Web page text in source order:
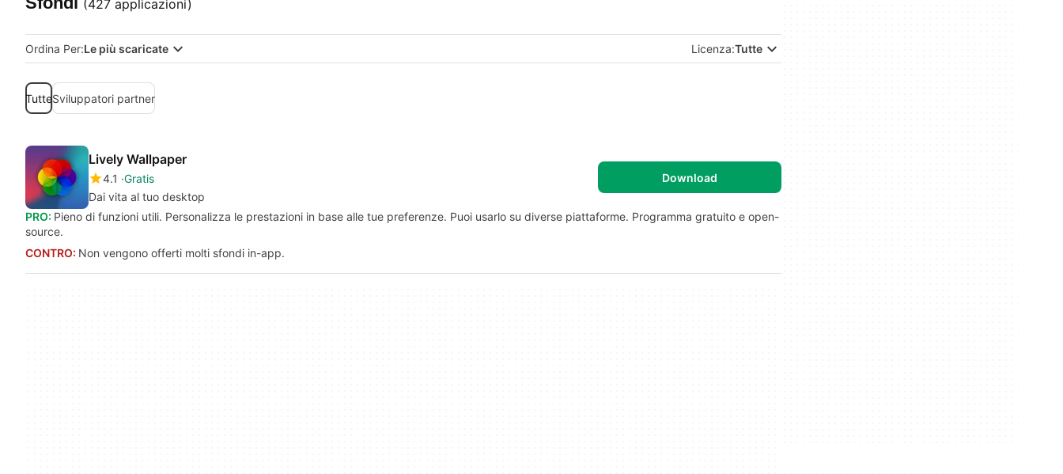
(427 applicazioni)
Ordina Per:Le più scaricate Licenza:Tutte
TutteSviluppatori partner
Lively Wallpaper
4.1 Gratis
Dai vita al tuo desktop
Download
PRO: Pieno di funzioni utili. Personalizza le prestazioni in base alle tue preferenze. Puoi usarlo su diverse piattaforme. Programma gratuito e open-
source.
CONTRO: Non vengono offerti molti sfondi in-app.